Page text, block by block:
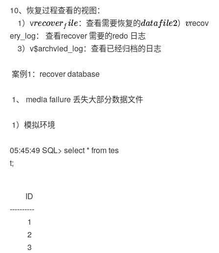
10、恢复过程查看的视图：
1）v
： 查看需要恢复的 ）
recoverfle：查 看需要恢复的datafle2）v
recov
ery_log： 查看recover 需要的redo 日志
3）v$archvied_log：查看已经归档的日志
案例1：recover database
1、 media failure 丢失大部分数据文件
1）模拟环境
05:45:49 SQL> select * from tes
t;
ID
----------
1
2
3